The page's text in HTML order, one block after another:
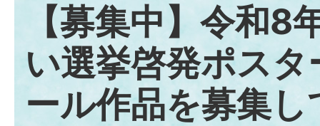
【募集中】令和8
い選挙啓発ポス
ール作品を募集